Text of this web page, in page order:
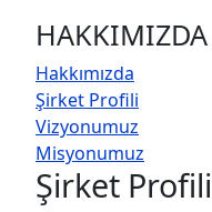
HAKKIMIZDA
Hakkımızda
Şirket Profili
Vizyonumuz
Misyonumuz
Şirket Profili